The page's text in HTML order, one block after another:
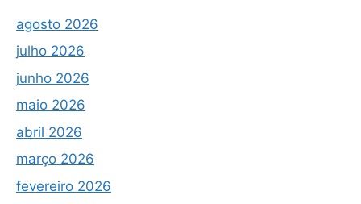
agosto 2026
julho 2026
junho 2026
maio 2026
abril 2026
março 2026
fevereiro 2026